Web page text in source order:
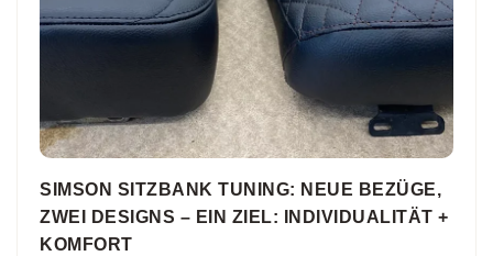
SIMSON SITZBANK TUNING: NEUE BEZÜGE,
ZWEI DESIGNS – EIN ZIEL: INDIVIDUALITÄT +
KOMFORT